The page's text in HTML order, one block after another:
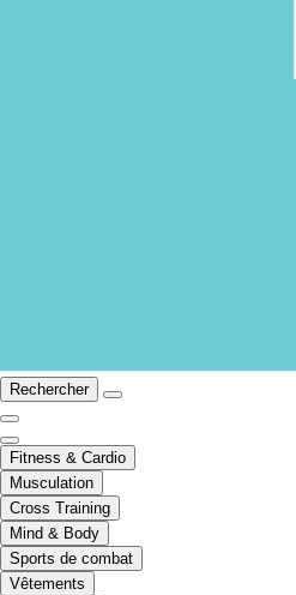
Rechercher
Fitness & Cardio
Musculation
Cross Training
Mind & Body
Sports de combat
Vêtements